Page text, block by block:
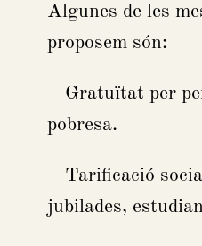
Algunes de les
proposem són:
– Gratuïtat per
pobresa.
– Tarificació
jubilades,